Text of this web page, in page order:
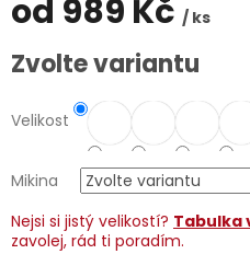
od 989 Kč / ks
Měrná
cena:
Zvolte variantu
Velikost
Mikina
Nejsi si jistý velikostí? Tabulka
zavolej, rád ti poradím.